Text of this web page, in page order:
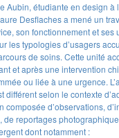
Aubin, étudiante en design à
Desflaches a mené un
son fonctionnement et ses
les typologies d’usagers
de soins. Cette unité
et après une intervention
ou liée à une urgence.
différent selon le contexte
composée d’observations,
de reportages
dont notamment :